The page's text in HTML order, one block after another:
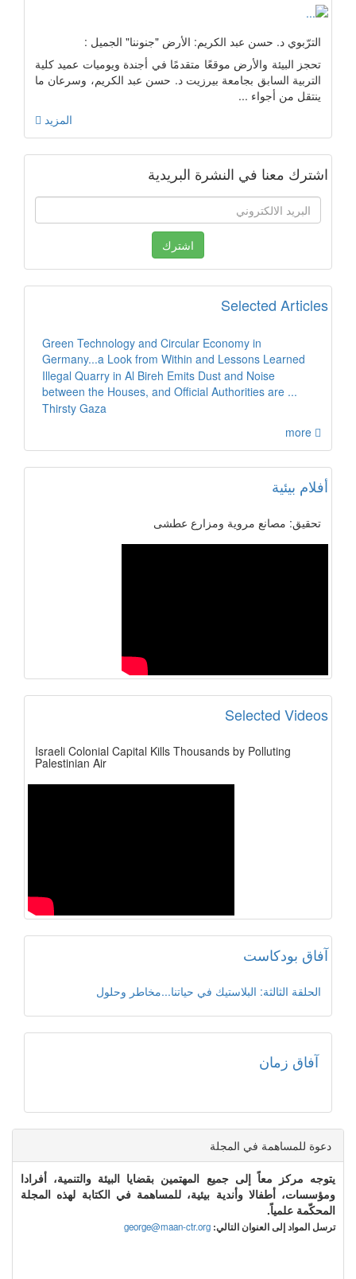
الترّبوي د. حسن عبد الكريم: الأرض "جنوننا" الجميل :
تحجز البيئة والأرض موقعًا متقدمًا في أجندة ويوميات عميد كلية
التربية السابق بجامعة بيرزيت د. حسن عبد الكريم، وسرعان ما
ينتقل من أجواء ...
المزيد
اشترك معنا في النشرة البريدية
Selected Articles
Green Technology and Circular Economy in
Germany...a Look from Within and Lessons Learned
Illegal Quarry in Al Bireh Emits Dust and Noise
between the Houses, and Official Authorities are ...
Thirsty Gaza
أفلام بيئية
تحقيق: مصانع مروية ومزارع عطشى
Selected Videos
Israeli Colonial Capital Kills Thousands by Polluting
Palestinian Air
آفاق بودكاست
الحلقة الثالثة: البلاستيك في حياتنا...مخاطر وحلول
آفاق زمان
دعوة للمساهمة في المجلة
يتوجه مركز معاً إلى جميع المهتمين بقضايا البيئة والتنمية، أفرادا
ومؤسسات، أطفالا وأندية بيئية، للمساهمة في الكتابة لهذه المجلة
المحكّمة علمياً.
ترسل المواد إلى العنوان التالي: george@maan-ctr.org